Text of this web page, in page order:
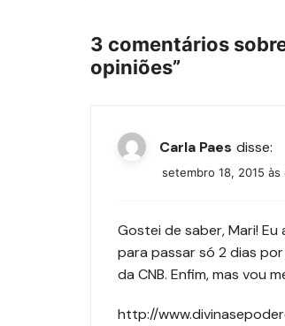
3 comentários
opiniões”
Carla Paes disse:
setembro 18, 2015 às
Gostei de saber, Mari!
para passar só 2 dias
da CNB. Enfim, mas vou
http://